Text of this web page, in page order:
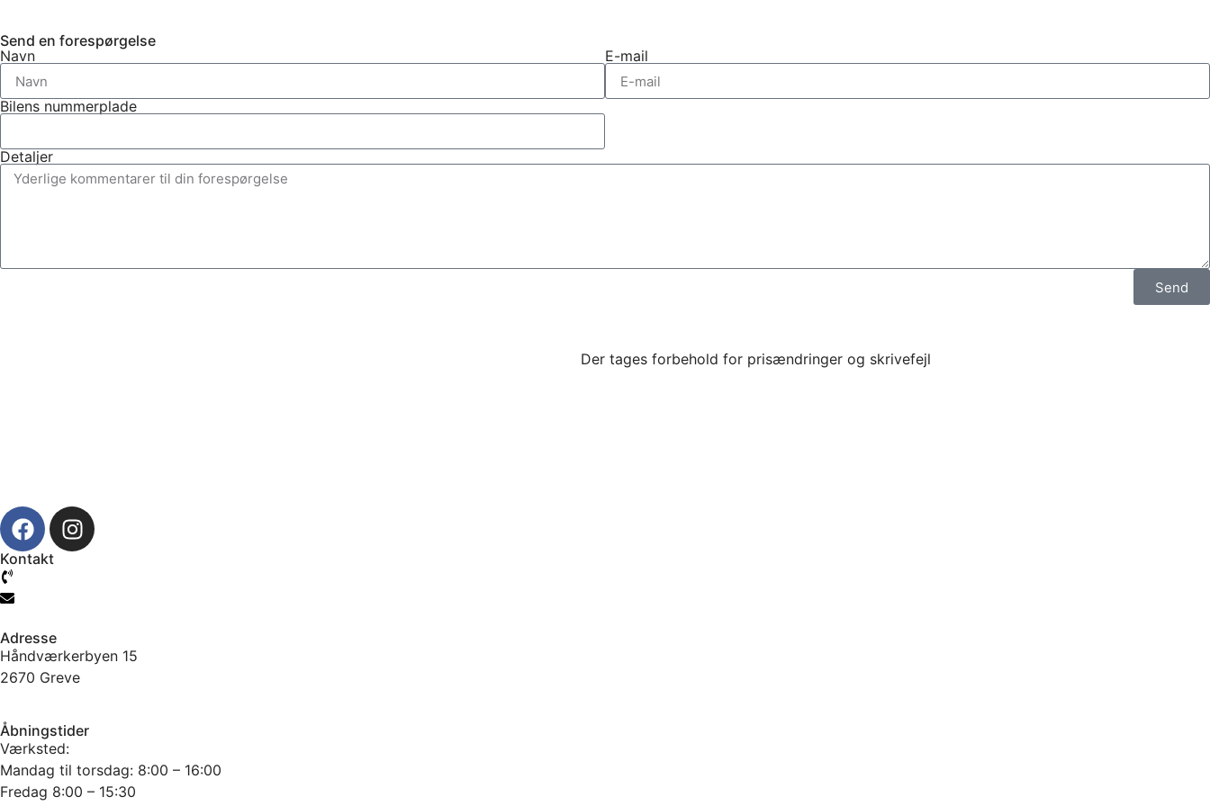
Send en forespørgelse
Navn
E-mail
Bilens nummerplade
Detaljer
Send
Der tages forbehold for prisændringer og skrivefejl
Kontakt
Adresse
Håndværkerbyen 15
2670 Greve
Åbningstider
Værksted:
Mandag til torsdag: 8:00 – 16:00
Fredag 8:00 – 15:30